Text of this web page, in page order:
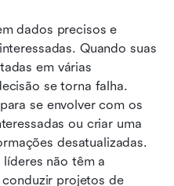
dados precisos e
Quando suas
em várias
se torna falha.
se envolver com os
ou criar uma
desatualizadas.
não têm a
projetos de